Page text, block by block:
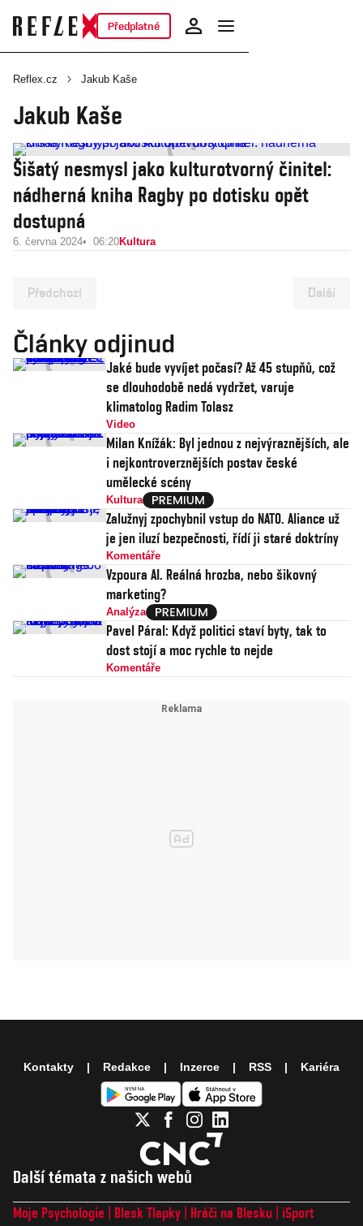
Předplatné
Reflex.cz Jakub Kaše
Jakub Kaše
Šišatý nesmysl jako kulturotvorný činitel:
nádherná kniha Ragby po dotisku opět
dostupná
6. června 2024 06:20Kultura
Předchozí Další
Články odjinud
Jaké bude vyvíjet počasí? Až 45 stupňů, což
se dlouhodobě nedá vydržet, varuje
klimatolog Radim Tolasz
Video
Milan Knížák: Byl jednou z nejvýraznějších, ale
i nejkontroverznějších postav české
umělecké scény
Kultura
Zalužnyj zpochybnil vstup do NATO. Aliance už
je jen iluzí bezpečnosti, řídí ji staré doktríny
Komentáře
Vzpoura AI. Reálná hrozba, nebo šikovný
marketing?
Analýza
Pavel Páral: Když politici staví byty, tak to
dost stojí a moc rychle to nejde
Komentáře
Další témata z našich webů
Moje Psychologie Blesk Tlapky Hráči na Blesku
iSport
Kontakty Redakce Inzerce RSS Kariéra